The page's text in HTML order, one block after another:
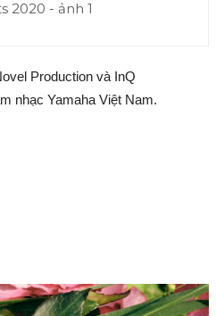
Production và InQ
nhạc Yamaha Việt Nam.